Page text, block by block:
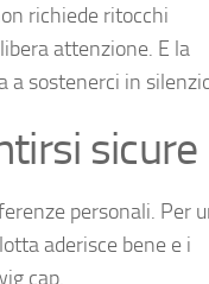
richiede ritocchi
attenzione. E la
a sostenerci in
sicure
personali. Per
aderisce bene e i
cap.